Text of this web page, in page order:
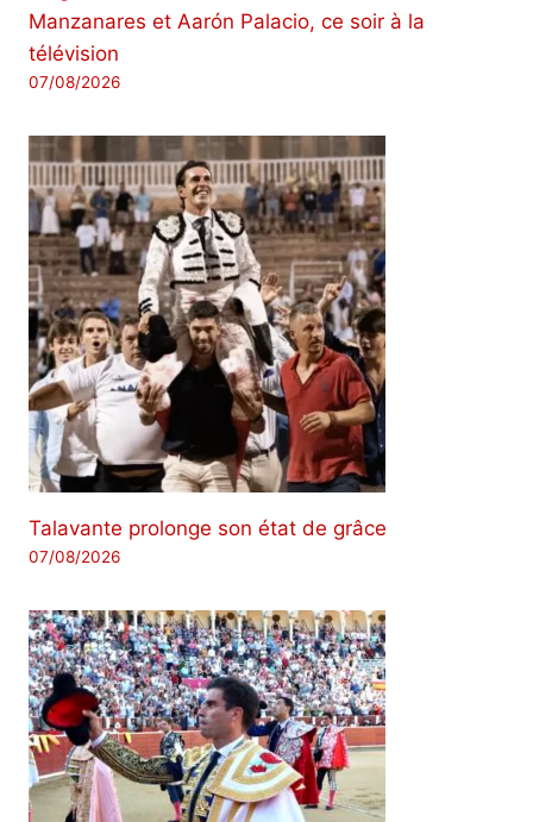
Manzanares et Aarón Palacio, ce soir à la
télévision
07/08/2026
Talavante prolonge son état de grâce
07/08/2026